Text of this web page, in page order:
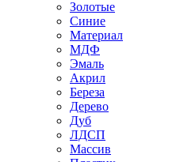
Золотые
Синие
Материал
МДФ
Эмаль
Акрил
Береза
Дерево
Дуб
ЛДСП
Массив